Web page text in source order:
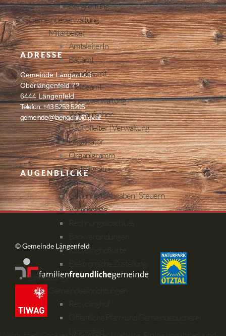
Bergrettung
Gemeindeverwaltung
Mitarbeiter
AmtsleiterIn
Bauamt
Standesamt
Meldeamt
Finanzverwaltung
Waldaufseher
Bauhofleiter | Verwaltung
Legalisator
Organigramm
Amtssignatur
Finanzen
Gebühren | Abgaben | Steuern
Voranschlag
Rechnungsabschluss
Bankverbindungen
Recyclinghofkarte
Elektronische Zustellung
Einrichtungen
Gemeindeeinrichtungen
Recyclinghof
Öffentliche Pfarr- und Gemeindebücherei
Längenfeld
ADRESSE
Gemeinde Längenfeld
Oberlängenfeld 72
6444 Längenfeld
Telefon: +43 5253 5205
gemeinde@laengenfeld.gv.at
AUGENBLICKE
© Gemeinde Längenfeld